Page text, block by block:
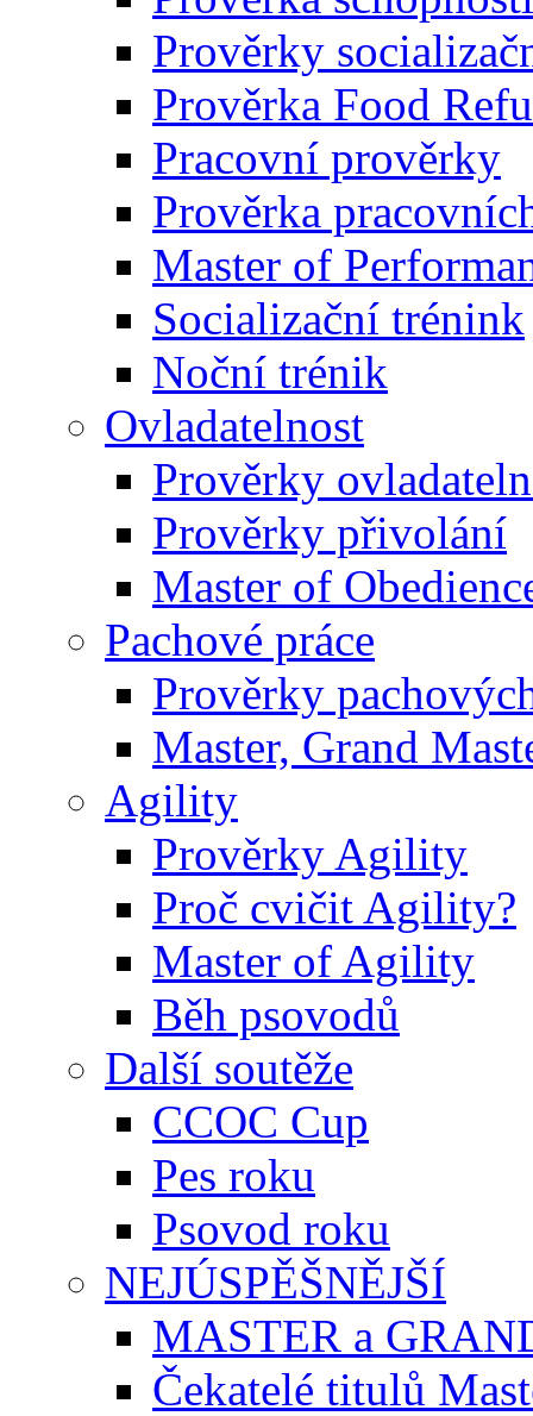
Prověrky
Prověrka Food
Pracovní prověrky
Prověrka
Master of
Socializační trénink
Noční trénik
Ovladatelnost
Prověrky
Prověrky přivolání
Master of
Pachové práce
Prověrky
Master, Grand
Agility
Prověrky Agility
Proč cvičit Agility?
Master of Agility
Běh psovodů
Další soutěže
CCOC Cup
Pes roku
Psovod roku
NEJÚSPĚŠNĚJŠÍ
MASTER a
Čekatelé titulů